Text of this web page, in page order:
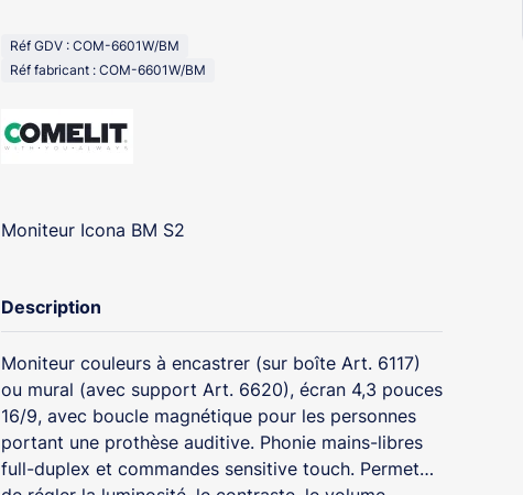
Réf GDV : COM-6601W/BM
Réf fabricant : COM-6601W/BM
Moniteur Icona BM S2
Description
Moniteur couleurs à encastrer (sur boîte Art. 6117)
ou mural (avec support Art. 6620), écran 4,3 pouces
16/9, avec boucle magnétique pour les personnes
portant une prothèse auditive. Phonie mains-libres
full-duplex et commandes sensitive touch. Permet